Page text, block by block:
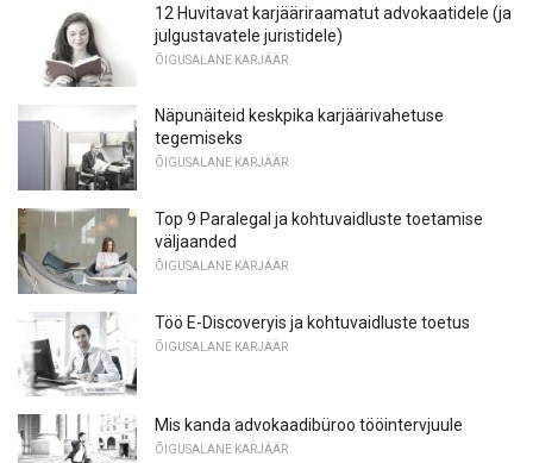
12 Huvitavat karjääriraamatut advokaatidele (ja
julgustavatele juristidele)
ÕIGUSALANE KARJÄÄR
Näpunäiteid keskpika karjäärivahetuse
tegemiseks
ÕIGUSALANE KARJÄÄR
Top 9 Paralegal ja kohtuvaidluste toetamise
väljaanded
ÕIGUSALANE KARJÄÄR
Töö E-Discoveryis ja kohtuvaidluste toetus
ÕIGUSALANE KARJÄÄR
Mis kanda advokaadibüroo tööintervjuule
ÕIGUSALANE KARJÄÄR